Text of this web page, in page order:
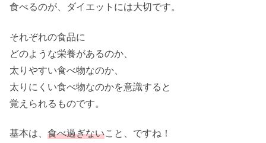
食べるのが、ダイエットには大切です。
それぞれの食品に
どのような栄養があるのか、
太りやすい食べ物なのか、
太りにくい食べ物なのかを意識すると
覚えられるものです。
基本は、 食べ過ぎないこと、ですね！